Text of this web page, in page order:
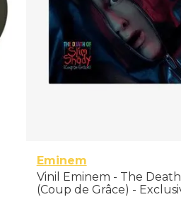
Eminem
Vinil Eminem - The
(Coup de Grâce) -